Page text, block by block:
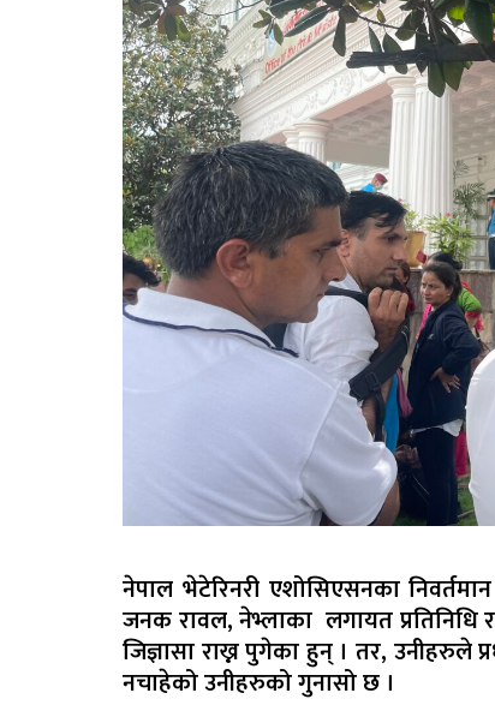
नेपाल भेटेरिनरी एशोसिएसनका
जनक रावल, नेभ्लाका लगायत प्रतिनिधि र
जिज्ञासा राख्न पुगेका हुन् । तर, उनीहरुले
नचाहेको उनीहरुको गुनासो छ ।